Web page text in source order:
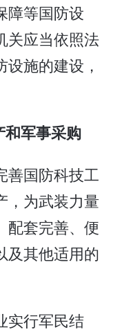
障等国防设
关应当依照法
施的建设，
军事采购
国防科技工
，为武装力量
配套完善、便
及其他适用的
行军民结